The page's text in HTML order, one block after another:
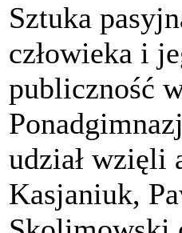
Sztuka
człowieka i
publiczność
udział wzięli
Kasjaniuk,